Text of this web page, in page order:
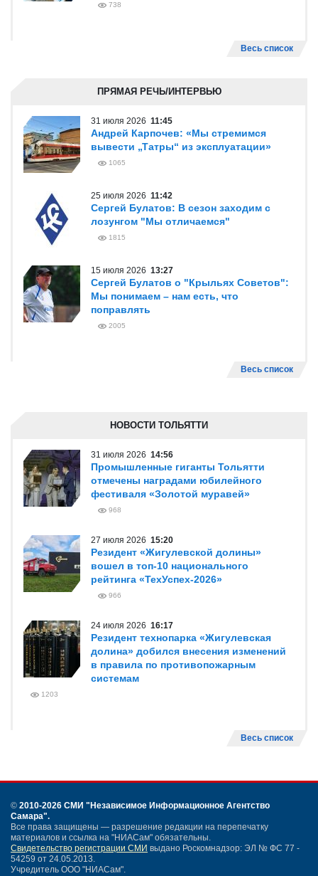
738
Весь список
ПРЯМАЯ РЕЧЬ/ИНТЕРВЬЮ
31 июля 2026 11:45
Андрей Карпочев: «Мы стремимся
вывести „Татры“ из эксплуатации»
1065
25 июля 2026 11:42
Сергей Булатов: В сезон заходим с
лозунгом "Мы отличаемся"
1815
15 июля 2026 13:27
Сергей Булатов о "Крыльях Советов":
Мы понимаем – нам есть, что
поправлять
2005
Весь список
НОВОСТИ ТОЛЬЯТТИ
31 июля 2026 14:56
Промышленные гиганты Тольятти
отмечены наградами юбилейного
фестиваля «Золотой муравей»
968
27 июля 2026 15:20
Резидент «Жигулевской долины»
вошел в топ-10 национального
рейтинга «ТехУспех-2026»
966
24 июля 2026 16:17
Резидент технопарка «Жигулевская
долина» добился внесения изменений
в правила по противопожарным
системам
1203
Весь список
© 2010-2026 СМИ "Независимое Информационное Агентство
Самара".
Все права защищены — разрешение редакции на перепечатку
материалов и ссылка на "НИАСам" обязательны.
Свидетельство регистрации СМИ выдано Роскомнадзор: ЭЛ № ФС 77 -
54259 от 24.05.2013.
Учредитель ООО "НИАСам".